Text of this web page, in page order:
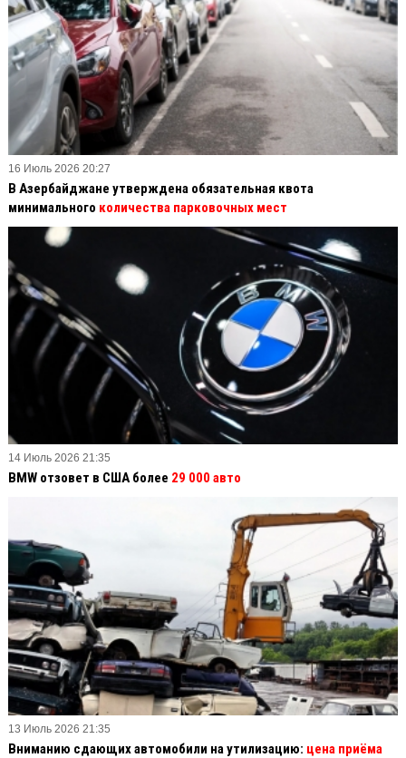
16 Июль 2026 20:27
В Азербайджане утверждена обязательная квота
минимального количества парковочных мест
14 Июль 2026 21:35
BMW отзовет в США более 29 000 авто
13 Июль 2026 21:35
Вниманию сдающих автомобили на утилизацию: цена приёма